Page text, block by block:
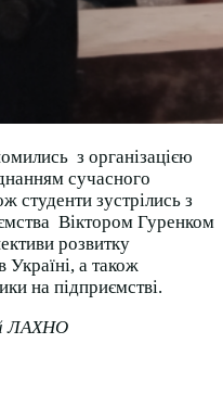
з організацією
сучасного
студенти зустрілись з
Віктором Гуренком
розвитку
Україні, а також
на підприємстві.
ЛАХНО